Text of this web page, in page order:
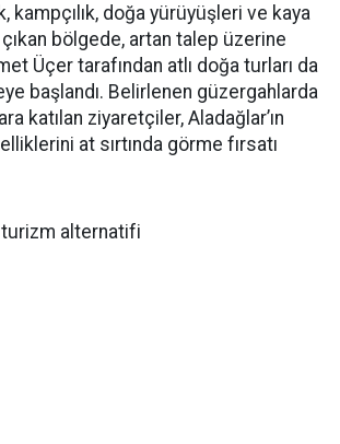
kampçılık, doğa yürüyüşleri ve kaya
çıkan bölgede, artan talep üzerine
Üçer tarafından atlı doğa turları da
başlandı. Belirlenen güzergahlarda
katılan ziyaretçiler, Aladağlar’ın
at sırtında görme fırsatı
turizm alternatifi